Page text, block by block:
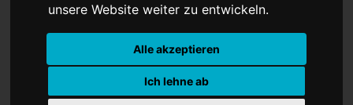
unsere Website weiter zu entwickeln.
Alle akzeptieren
Ich lehne ab